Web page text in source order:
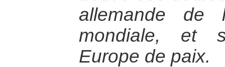
allemande de
mondiale, et
Europe de paix.